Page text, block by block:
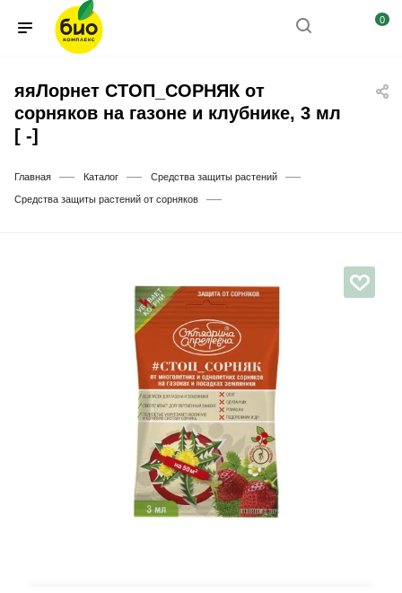
0
яяЛорнет СТОП_СОРНЯК от
сорняков на газоне и клубнике, 3 мл
[ -]
Главная — Каталог — Средства защиты растений —
Средства защиты растений от сорняков —